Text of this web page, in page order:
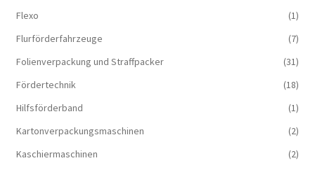
Flexo
(1)
Flurförderfahrzeuge
(7)
Folienverpackung und Straffpacker
(31)
Fördertechnik
(18)
Hilfsförderband
(1)
Kartonverpackungsmaschinen
(2)
Kaschiermaschinen
(2)